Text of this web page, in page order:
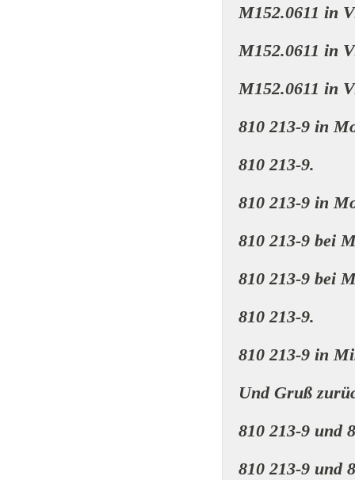
M152.0611 in
M152.0611 in
M152.0611 in
810 213-9 in
810 213-9.
810 213-9 in
810 213-9 bei
810 213-9 bei
810 213-9.
810 213-9 in
Und Gruß
810 213-9 und
810 213-9 und